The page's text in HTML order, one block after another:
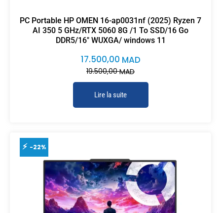
PC Portable HP OMEN 16-ap0031nf (2025) Ryzen 7
AI 350 5 GHz/RTX 5060 8G /1 To SSD/16 Go
DDR5/16″ WUXGA/ windows 11
19.500,00MAD
17.500,00 MAD
Lire la suite
-22%